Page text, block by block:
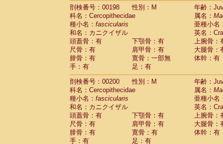
剖検番号：00198
性別：M
年齢：
科名：Cercopithecidae
属名：
種小名： fascicularis
亜種小名
和名：カニクイザル
英名：
頭蓋骨：有
下顎骨：有
上腕骨：
尺骨：有
肩甲骨：有
大腿骨：
腓骨：有
寛骨：一部無
体幹：有
手：有
足：有
剖検番号：00200
性別：M
年齢：
科名：Cercopithecidae
属名：
種小名： fascicularis
亜種小名
和名：カニクイザル
英名：
頭蓋骨：有
下顎骨：有
上腕骨：
尺骨：有
肩甲骨：有
大腿骨：
腓骨：有
寛骨：有
体幹：有
手：有
足：有